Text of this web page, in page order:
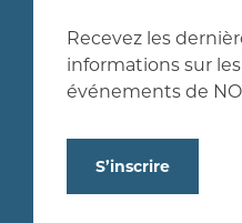
Recevez les
informations sur
événements de
S’inscrire